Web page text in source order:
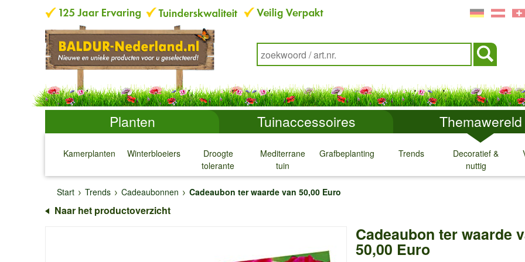
Planten Tuinaccessoires Themawereld
Kamerplanten
↓
Winterbloeiers
↓
Droogte
tolerante
planten
↓
Mediterrane
tuin
↓
Grafbeplanting
↓
Trends
↓
Decoratief &
nuttig
↓
↓
Start
Trends Cadeaubonnen Cadeaubon ter waarde van 50,00 Euro
Naar het productoverzicht
Cadeaubon ter waarde
50,00 Euro